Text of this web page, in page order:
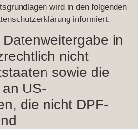
wird in den folgenden
informiert.
in
nicht
sowie die
US-
die nicht DPF-